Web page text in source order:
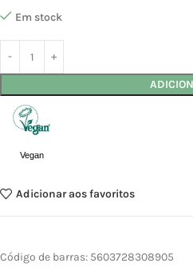
Em stock
Vegan
Adicionar aos favoritos
Código de barras: 5603728308905